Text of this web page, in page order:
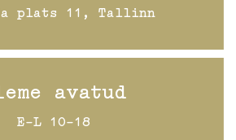
plats 11, Tallinn
avatud
E-L 10-18